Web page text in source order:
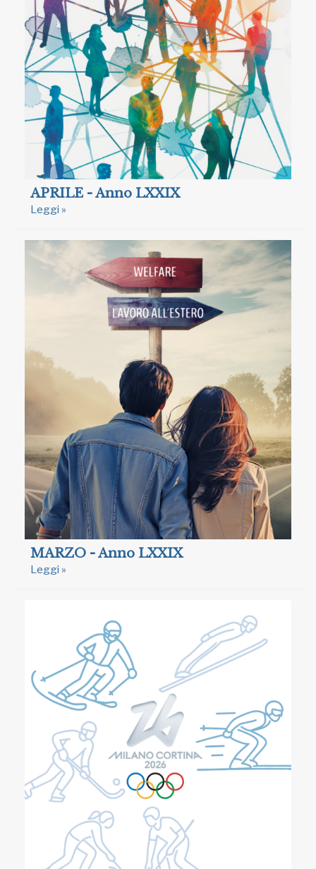
APRILE - Anno LXXIX
Leggi »
MARZO - Anno LXXIX
Leggi »